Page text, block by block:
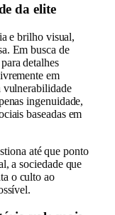
da elite
e brilho visual,
Em busca de
detalhes
em
vulnerabilidade
ingenuidade,
baseadas em
até que ponto
a sociedade que
o culto ao